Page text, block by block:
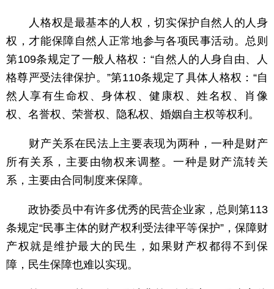
人格权是最基本的人权，切实保护自然人的人身
权，才能保障自然人正常地参与各项民事活动。总则
第109条规定了一般人格权：“自然人的人身自由、人
格尊严受法律保护。”第110条规定了具体人格权：“自
然人享有生命权、身体权、健康权、姓名权、肖像
权、名誉权、荣誉权、隐私权、婚姻自主权等权利。
财产关系在民法上主要表现为两种，一种是财产
所有关系，主要由物权来调整。一种是财产流转关
系，主要由合同制度来保障。
政协委员中有许多优秀的民营企业家，总则第113
条规定“民事主体的财产权利受法律平等保护”，保障财
产权就是维护最大的民生，如果财产权都得不到保
障，民生保障也难以实现。